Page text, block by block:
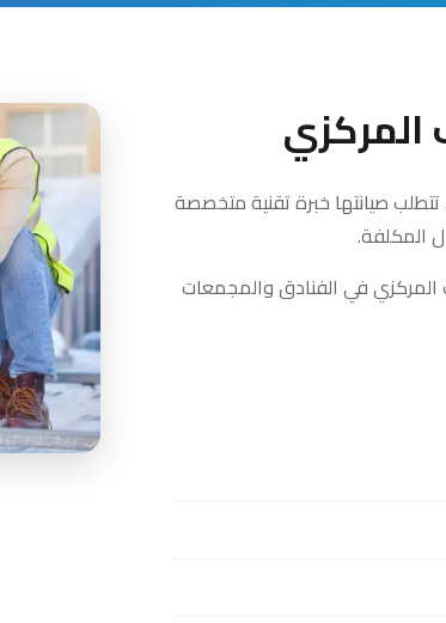
المركزي
تتطلب صيانتها خبرة تقنية متخصصة
المكلفة.
في الفنادق والمجمعات